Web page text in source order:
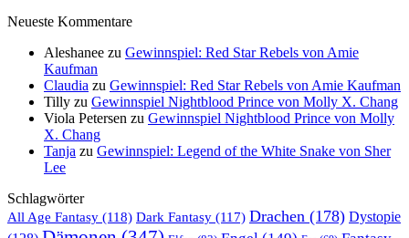
Neueste Kommentare
Aleshanee zu Gewinnspiel: Red Star Rebels von Amie
Kaufman
Claudia zu Gewinnspiel: Red Star Rebels von Amie Kaufman
Tilly zu Gewinnspiel Nightblood Prince von Molly X. Chang
Viola Petersen zu Gewinnspiel Nightblood Prince von Molly
X. Chang
Tanja zu Gewinnspiel: Legend of the White Snake von Sher
Lee
Schlagwörter
All Age Fantasy (118) Dark Fantasy (117) Drachen (178) Dystopie